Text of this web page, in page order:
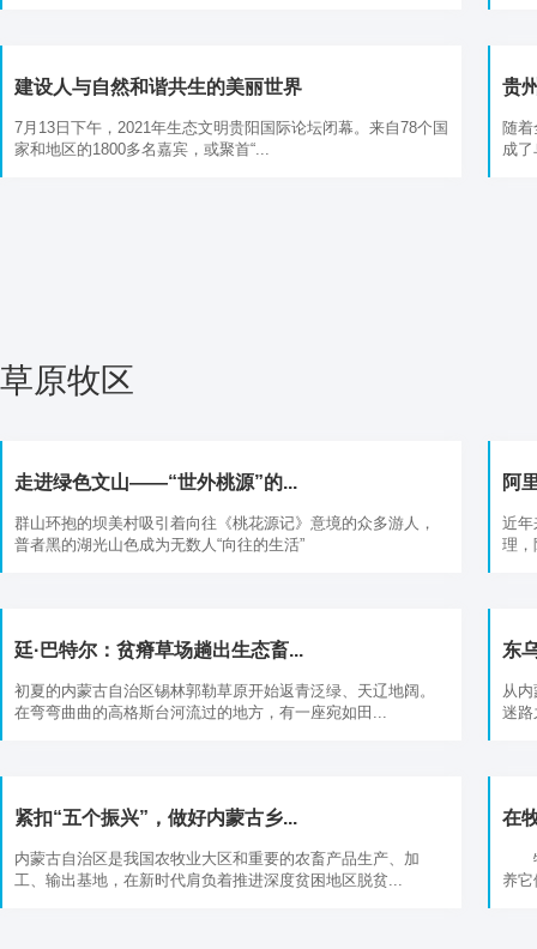
建设人与自然和谐共生的美丽世界
7月13日下午，2021年生态文明贵阳国际论坛闭幕。来自78个国
家和地区的1800多名嘉宾，或聚首“...
贵
随
成
草原牧区
走进绿色文山——“世外桃源”的...
群山环抱的坝美村吸引着向往《桃花源记》意境的众多游人，
普者黑的湖光山色成为无数人“向往的生活”
阿
近年
理，
廷·巴特尔：贫瘠草场趟出生态畜...
初夏的内蒙古自治区锡林郭勒草原开始返青泛绿、天辽地阔。
在弯弯曲曲的高格斯台河流过的地方，有一座宛如田...
东
从
迷路
紧扣“五个振兴”，做好内蒙古乡...
内蒙古自治区是我国农牧业大区和重要的农畜产品生产、加
工、输出基地，在新时代肩负着推进深度贫困地区脱贫...
在
牧
养